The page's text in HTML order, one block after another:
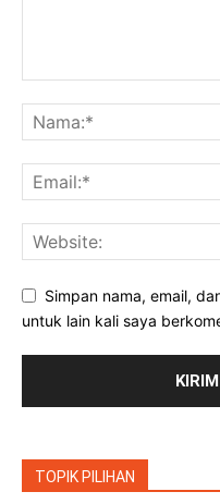
Simpan nama, email,
untuk lain kali saya
TOPIK PILIHAN